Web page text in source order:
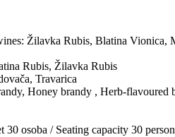
Žilavka Rubis, Blatina Vionica,
Rubis, Žilavka Rubis
Travarica
Honey brandy , Herb-flavoured
osoba / Seating capacity 30